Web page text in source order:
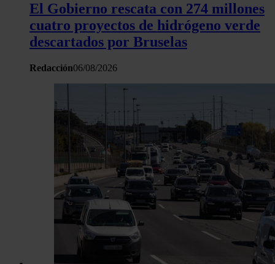
El Gobierno rescata con 274 millones
cuatro proyectos de hidrógeno verde
descartados por Bruselas
Redacción06/08/2026